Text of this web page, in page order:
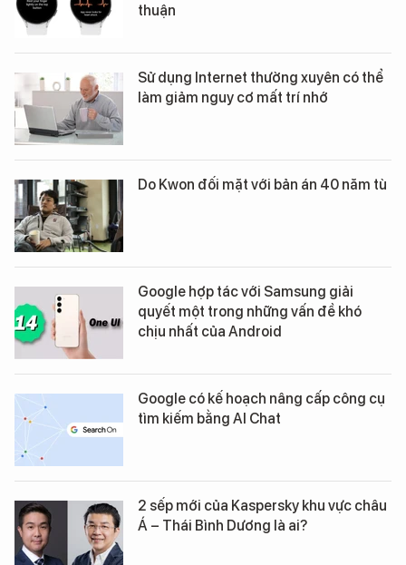
thuận
Sử dụng Internet thường xuyên có thể
làm giảm nguy cơ mất trí nhớ
Do Kwon đối mặt với bản án 40 năm tù
Google hợp tác với Samsung giải
quyết một trong những vấn đề khó
chịu nhất của Android
Google có kế hoạch nâng cấp công cụ
tìm kiếm bằng AI Chat
2 sếp mới của Kaspersky khu vực châu
Á – Thái Bình Dương là ai?